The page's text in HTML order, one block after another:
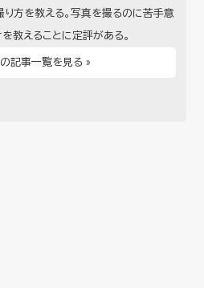
方を教える。写真を撮るのに苦手意
教えることに定評がある。
記事一覧を見る »